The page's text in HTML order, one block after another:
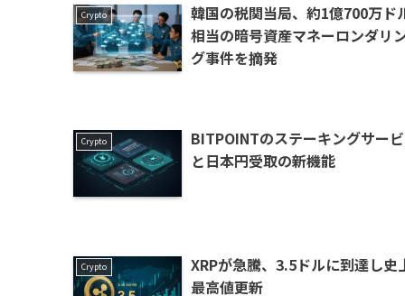
Crypto
韓国の税関当局、約1億700万ド
相当の暗号資産マネーロンダリ
グ事件を摘発
Crypto
BITPOINTのステーキングサー
と日本円受取の新機能
Crypto
XRPが急騰、3.5ドルに到達し史
最高値更新